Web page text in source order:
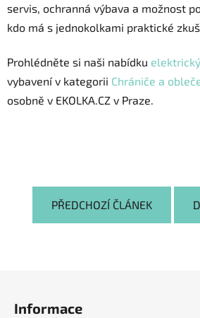
servis, ochranná výbava a možnost
kdo má s jednokolkami praktické
Prohlédněte si naši nabídku
vybavení v kategorii Chrániče a
osobně v EKOLKA.CZ v Praze.
PŘEDCHOZÍ ČLÁNEK
Informace